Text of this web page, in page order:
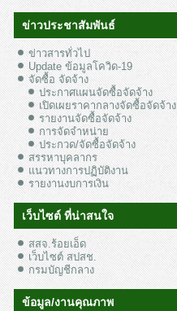
ข่าวประชาสัมพันธ์
ข่าวสารทั่วไป
Update ข้อมูลโควิด-19
จัดซื้อ จัดจ้าง
ประกาศแผนจัดซื้อจัดจ้าง
เปิดเผยราคากลางจัดซื้อจัดจ้าง
รายงานจัดซื้อจัดจ้าง
การจัดจำหน่าย
ประกวด/จัดซื้อจัดจ้าง
สรรหาบุคลากร
แนวทางการปฏิบัติงาน
รายงานงบการเงิน
เว็บไซต์ ที่น่าสนใจ
สสจ.ร้อยเอ็ด
เว็บไซต์ สปสช.
กรมบัญชีกลาง
ข้อมูล/งานคุณภาพ